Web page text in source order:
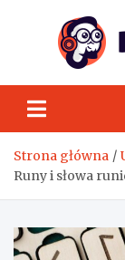
Strona główna
Runy i słowa